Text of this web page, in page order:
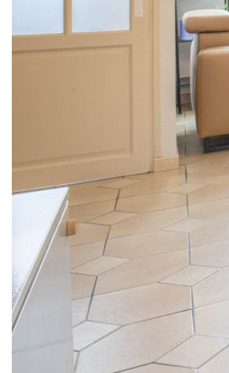
*RDC : Un sas d'entrée vous
pièce de vie de 30m2, lumineuse et
une cuisine équipée de 11m2, donnant
une large baie vitrée. La maison
salle de bains avec vasque, baignoire et
ainsi que d'un WC, sans oublier une
*ETAGE 1 : un palier dessert 2
d'environ 10m2 et 15,50m2 ;
*ETAGE 2 : le second niveau dessert 2
chambres de 11m2 à 16m2 au sol ;
*EXT : Le jardin entièrement clos offre
agréable.
*HOP-Avis : Maison bien située,
extérieur, idéale pour un premier achat